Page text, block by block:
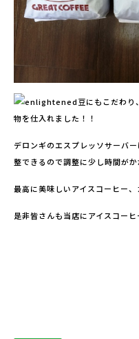
豆にもこだわり
物を仕入れました！！
デロンギのエスプレッソサーバ
整できるので調整に少し時間が
最高に美味しいアイスコーヒー
是非皆さんも当店にアイスコー